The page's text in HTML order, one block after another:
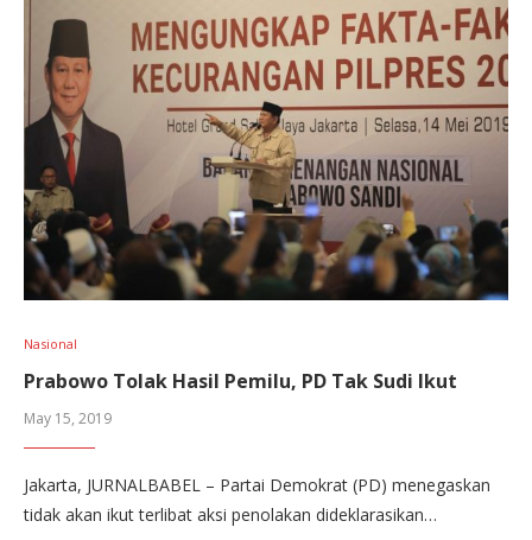
Nasional
Prabowo Tolak Hasil Pemilu, PD Tak Sudi Ikut
May 15, 2019
Jakarta, JURNALBABEL – Partai Demokrat (PD) menegaskan
tidak akan ikut terlibat aksi penolakan dideklarasikan…